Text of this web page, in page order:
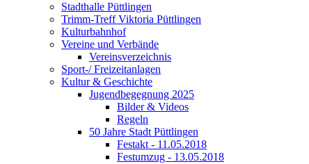
Stadthalle Püttlingen
Trimm-Treff Viktoria Püttlingen
Kulturbahnhof
Vereine und Verbände
Vereinsverzeichnis
Sport-/ Freizeitanlagen
Kultur & Geschichte
Jugendbegegnung 2025
Bilder & Videos
Regeln
50 Jahre Stadt Püttlingen
Festakt - 11.05.2018
Festumzug - 13.05.2018